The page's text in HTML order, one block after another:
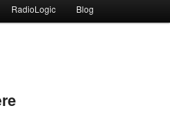
RadioLogic Blog